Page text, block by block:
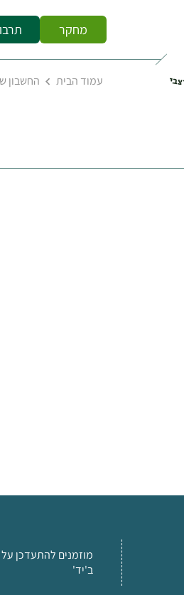
מחקר
עמוד הבית החשבון
מוזמנים להתעדכן
ב'יד'